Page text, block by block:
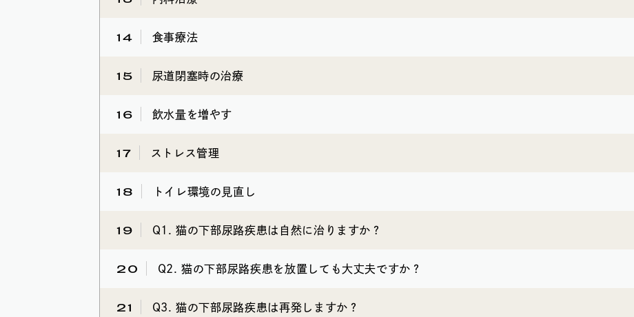
14 食事療法
15 尿道閉塞時の治療
16 飲水量を増やす
17 ストレス管理
18 トイレ環境の見直し
19 Q1. 猫の下部尿路疾患は自然に治りますか？
20 Q2. 猫の下部尿路疾患を放置しても大丈夫ですか？
21 Q3. 猫の下部尿路疾患は再発しますか？